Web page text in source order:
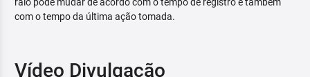
com o tempo da última ação tomada.
Vídeo Divulgação